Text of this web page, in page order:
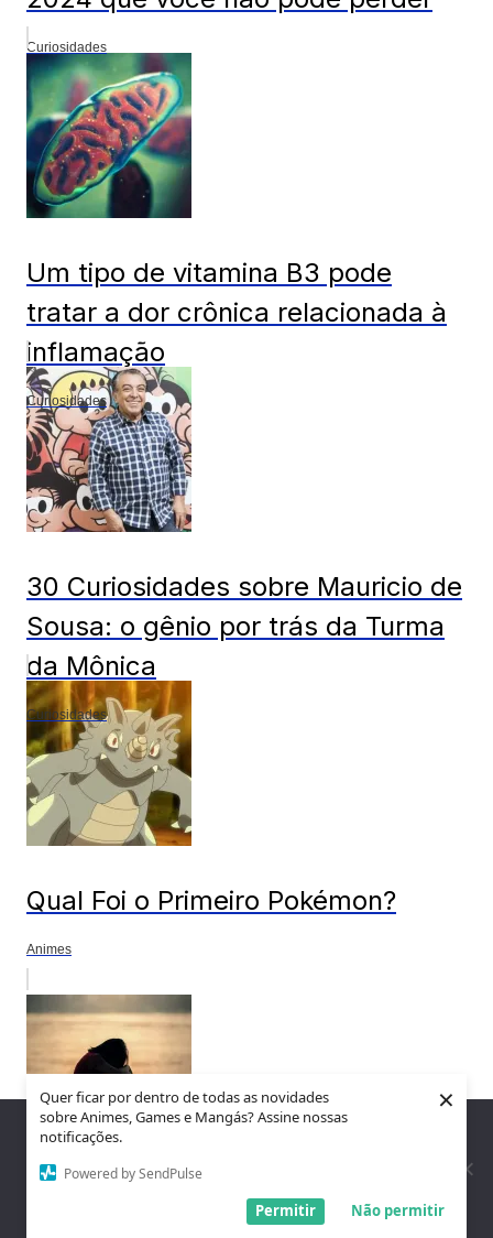
Quer ficar por dentro de todas as novidades
sobre Animes, Games e Mangás? Assine nossas
notificações.
Powered by SendPulse
Não permitir
Permitir
×
Curiosidades
Um tipo de vitamina B3 pode
tratar a dor crônica relacionada à
inflamação
Curiosidades
30 Curiosidades sobre Mauricio de
Sousa: o gênio por trás da Turma
da Mônica
Curiosidades
Qual Foi o Primeiro Pokémon?
Animes
O Que Acontece Se Dormir
Nós utilizamos cookies para garantir que você tenha a melhor
experiência em nosso site. Se você continua a usar este site,
assumimos que você está satisfeito.
Entendi!